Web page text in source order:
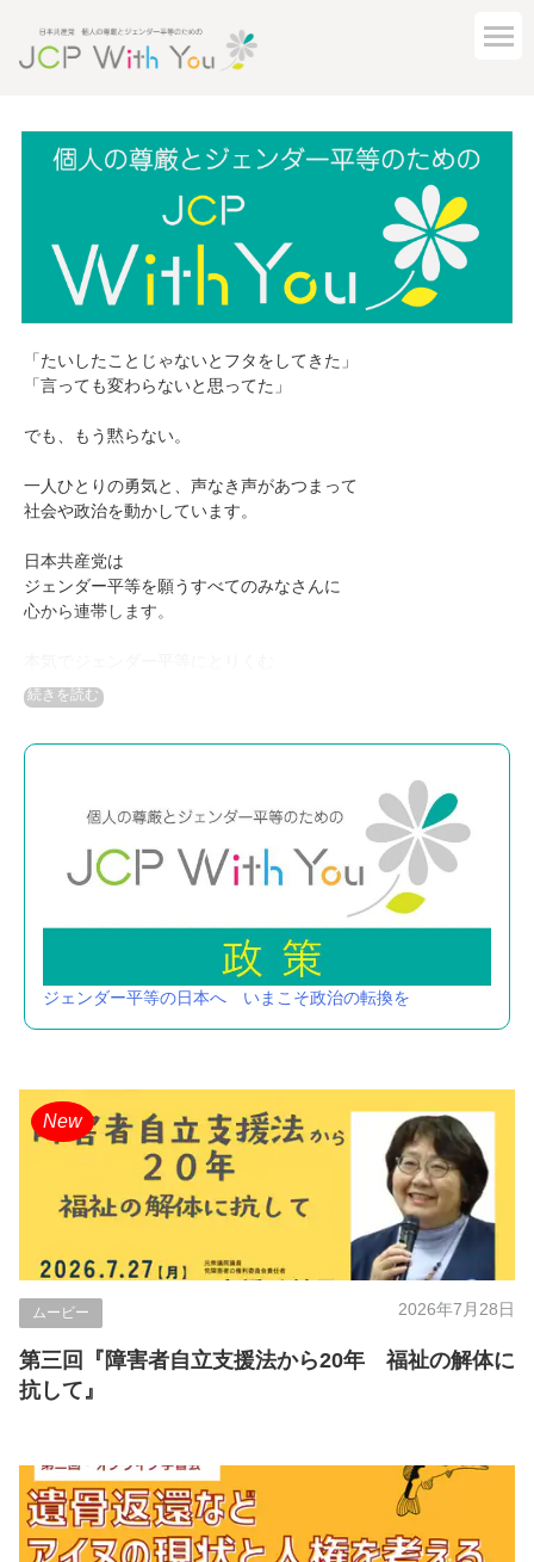
「たいしたことじゃないとフタをしてきた」
「言っても変わらないと思ってた」
でも、もう黙らない。
一人ひとりの勇気と、声なき声があつまって
社会や政治を動かしています。
日本共産党は
ジェンダー平等を願うすべてのみなさんに
心から連帯します。
政治をつくります。
Japanese Communist Party
ジェンダー平等の日本へ いまこそ政治の転換を
New
ムービー 2026年7月28日
第三回『障害者自立支援法から20年 福祉の解体に
抗して』